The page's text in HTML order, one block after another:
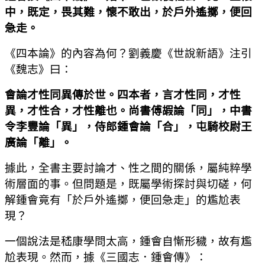
中，既定，畏其難，懷不敢出，於戶外遙擲，便回
急走。
《四本論》的內容為何？劉義慶《世說新語》注引
《魏志》曰：
會論才性同異傳於世。四本者，言才性同，才性
異，才性合，才性離也。尚書傅嘏論「同」，中書
令李豐論「異」，侍郎鍾會論「合」，屯騎校尉王
廣論「離」。
據此，全書主要討論才、性之間的關係，屬純粹學
術層面的事。但問題是，既屬學術探討與切磋，何
解鍾會竟有「於戶外遙擲，便回急走」的尷尬表
現？
一個說法是嵇康學問太高，鍾會自慚形穢，故有尷
尬表現。然而，據《三國志．鍾會傳》：